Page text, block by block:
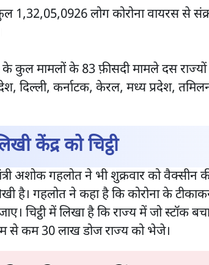
1,32,05,0926 लोग कोरोना वायरस से
मामलों के 83 फ़ीसदी मामले दस राज्यों
दिल्ली, कर्नाटक, केरल, मध्य प्रदेश,
केंद्र को चिट्ठी
अशोक गहलोत ने भी शुक्रवार को वैक्सीन
है। गहलोत ने कहा है कि कोरोना के
चिट्ठी में लिखा है कि राज्य में जो स्टॉक
से कम 30 लाख डोज राज्य को भेजे।